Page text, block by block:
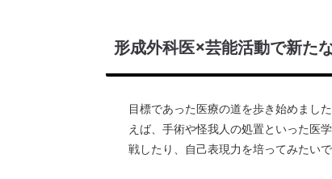
形成外科医×芸能活動で新た
目標であった医療の道を歩き始めまし
えば、手術や怪我人の処置といった医
戦したり、自己表現力を培ってみたいで